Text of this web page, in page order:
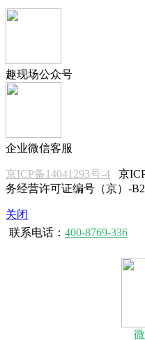
趣现场公众号
企业微信客服
京ICP备14041293号-4 京
务经营许可证编号（京）-
关闭
联系电话： 400-8769-336